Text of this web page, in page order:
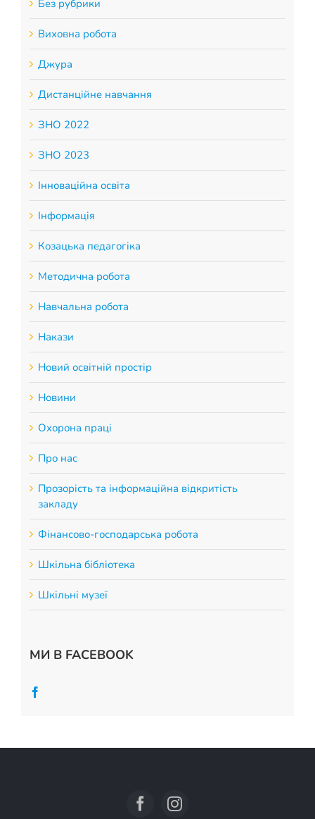
Без рубрики
Виховна робота
Джура
Дистанційне навчання
ЗНО 2022
ЗНО 2023
Інноваційна освіта
Інформація
Козацька педагогіка
Методична робота
Навчальна робота
Накази
Новий освітній простір
Новини
Охорона праці
Про нас
Прозорість та інформаційна відкритість
закладу
Фінансово-господарська робота
Шкільна бібліотека
Шкільні музеї
МИ В FACEBOOK